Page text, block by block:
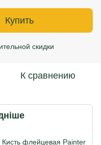
Купить
скидки
К сравнению